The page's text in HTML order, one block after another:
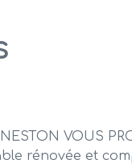
VOUS
rénovée et